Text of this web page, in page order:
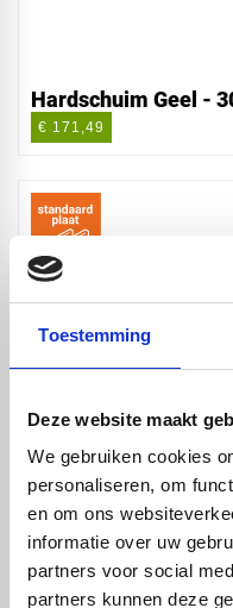
Toestemming
Deze website maakt
We gebruiken cookies
personaliseren, om
en om ons
informatie over uw
partners voor social
partners kunnen deze
Hardschuim Geel -
€ 171,49
Hardschuim Geel -
€ 247,70